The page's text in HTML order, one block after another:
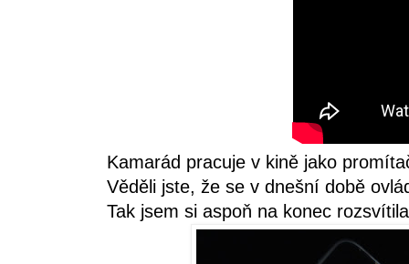
Kamarád pracuje v kině jako
Věděli jste, že se v dnešní době
Tak jsem si aspoň na konec